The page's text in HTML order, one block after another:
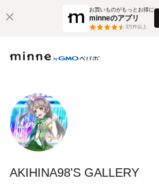
お買いものがもっとお得に
minneのアプリ
3万件以上
AKIHINA98'S GALLERY